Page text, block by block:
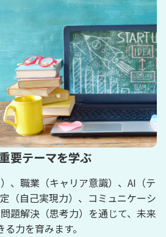
要テーマを学ぶ
、職業（キャリア意識）、AI（テ
（自己実現力）、コミュニケーシ
題解決（思考力）を通じて、未来
る力を育みます。